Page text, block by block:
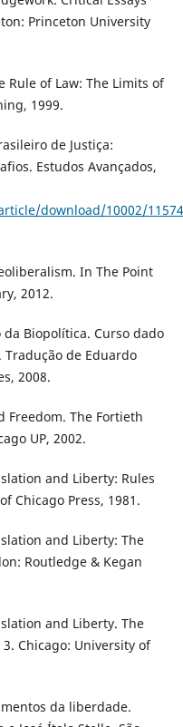
Princeton University
Rule of Law: The Limits of
1999.
de Justiça:
Estudos Avançados,
download/10002/11574
In The Point
2012.
da Biopolítica. Curso dado
Tradução de Eduardo
2008.
Freedom. The Fortieth
UP, 2002.
and Liberty: Rules
Chicago Press, 1981.
and Liberty: The
Routledge & Kegan
and Liberty. The
Chicago: University of
da liberdade.